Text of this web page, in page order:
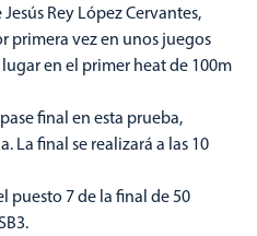
Rey López Cervantes,
primera vez en unos juegos
en el primer heat de 100m
final en esta prueba,
La final se realizará a las 10
puesto 7 de la final de 50